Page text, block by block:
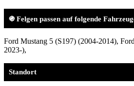
֍ Felgen passen auf folgende
Ford Mustang 5 (S197) (2004-2014),
2023-),
Standort